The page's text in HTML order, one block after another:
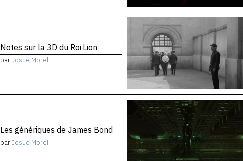
Notes sur la 3D du Roi Lion
parJosué Morel
Les génériques de James Bond
parJosué Morel